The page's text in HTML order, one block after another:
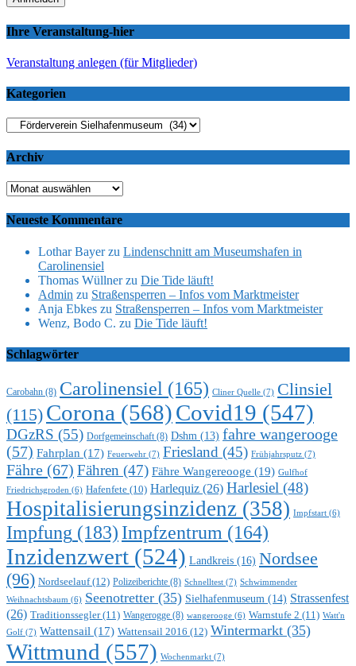
Ihre Veranstaltung-hier
Veranstaltung anlegen (für Mitglieder)
Kategorien
Kategorien
Archiv
Archiv
Neueste Kommentare
Lothar Bayerzu Lindenschnitt am Museumshafen in
Carolinensiel
Thomas Wüllnerzu Die Tide läuft!
Admin zu Straßensperren – Infos vom Marktmeister
Anja Ebkes zu Straßensperren – Infos vom Marktmeister
Wenz, Bodo C. zu Die Tide läuft!
Schlagwörter
Carobahn (8) Carolinensiel (165) Cliner Quelle (7) Clinsiel
(115) Corona (568)Covid19 (547)
DGzRS (55) Dorfgemeinschaft(8) Dshm (13) fahre wangerooge
(57) Fahrplan (17) Feuerwehr (7) Friesland (45) Frühjahrsputz (7)
Fähre (67) Fähren (47) Fähre Wangereooge (19) Gulfhof
Friedrichsgroden (6) Hafenfete (10) Harlequiz (26) Harlesiel (48)
Hospitalisierungsinzidenz (358) Impfstart (6)
Impfung (183) Impfzentrum (164)
Inzidenzwert (524) Landkreis (16) Nordsee
(96) Nordseelauf(12) Polizeiberichte (8) Schnelltest (7) Schwimmender
Weihnachtsbaum (6) Seenotretter (35) Sielhafenmuseum (14) Strassenfest
(26) Traditionssegler(11) Wangerogge (8) wangerooge (6) Warnstufe 2 (11) Watt'n
Golf (7) Wattensail (17) Wattensail 2016 (12) Wintermarkt (35)
Wittmund (557) Wochenmarkt (7)